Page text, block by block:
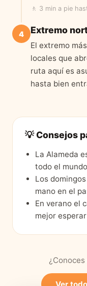
🚶 3 min a pie
4 Extremo
El extremo
locales que
ruta aquí es
hasta bien
💡 Consejos
La Alameda
todo el mundo
Los
mano en el
En verano el
mejor